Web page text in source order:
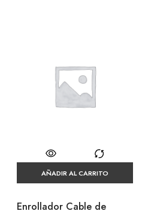
AÑADIR AL CARRITO
Enrollador Cable de